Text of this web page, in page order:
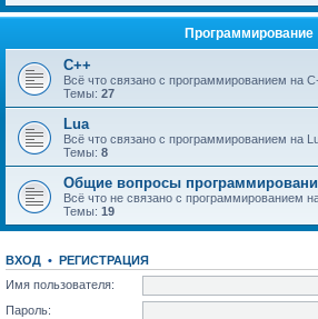
Программирование
C++
Всё что связано с программированием на
Темы: 27
Lua
Всё что связано с программированием на
Темы: 8
Общие вопросы
Всё что не связано с программированием
Темы: 19
ВХОД • РЕГИСТРАЦИЯ
Имя пользователя:
Пароль: